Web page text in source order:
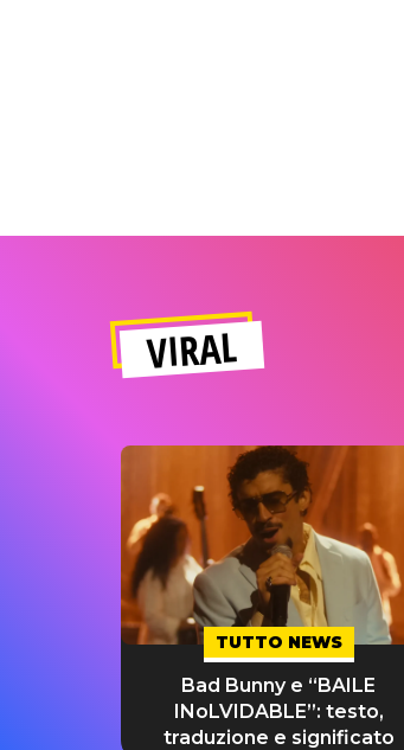
VIRAL
TUTTO NEWS
Bad Bunny e “BAILE
INoLVIDABLE”: testo,
traduzione e significato